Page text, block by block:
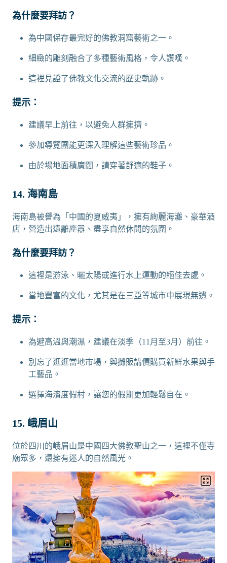
為什麼要拜訪？
為中國保存最完好的佛教洞窟藝術之一。
細緻的雕刻融合了多種藝術風格，令人讚嘆。
這裡見證了佛教文化交流的歷史軌跡。
提示：
建議早上前往，以避免人群擁擠。
參加導覽團能更深入理解這些藝術珍品。
由於場地面積廣闊，請穿著舒適的鞋子。
14. 海南島
海南島被譽為「中國的夏威夷」，擁有絢麗海灘、豪華酒
店，營造出遠離塵囂、盡享自然休閒的氛圍。
為什麼要拜訪？
這裡是游泳、曬太陽或進行水上運動的絕佳去處。
當地豐富的文化，尤其是在三亞等城市中展現無遺。
提示：
為避高溫與潮濕，建議在淡季（11月至3月）前往。
別忘了逛逛當地市場，與攤販講價購買新鮮水果與手
工藝品。
選擇海濱度假村，讓您的假期更加輕鬆自在。
15. 峨眉山
位於四川的峨眉山是中國四大佛教聖山之一，這裡不僅寺
廟眾多，還擁有迷人的自然風光。